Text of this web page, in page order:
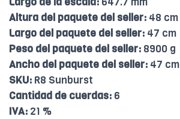
Altura del paquete del seller: 48 cm
Largo del paquete del seller: 47 cm
Peso del paquete del seller: 8900 g
Ancho del paquete del seller: 47 cm
SKU: R8 Sunburst
Cantidad de cuerdas: 6
IVA: 21 %